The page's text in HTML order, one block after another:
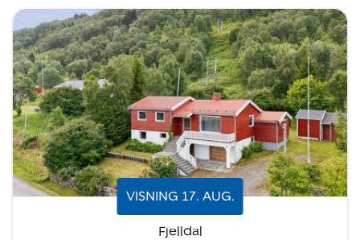
VISNING 17. AUG.
Fjelldal